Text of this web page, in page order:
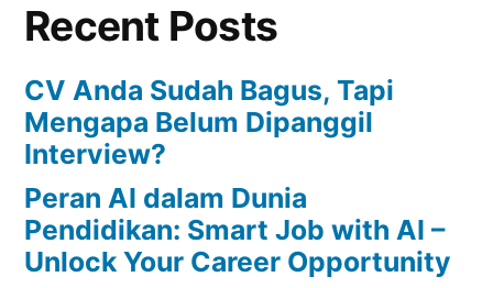
Recent Posts
CV Anda Sudah Bagus, Tapi
Mengapa Belum Dipanggil
Interview?
Peran AI dalam Dunia
Pendidikan: Smart Job with AI –
Unlock Your Career Opportunity